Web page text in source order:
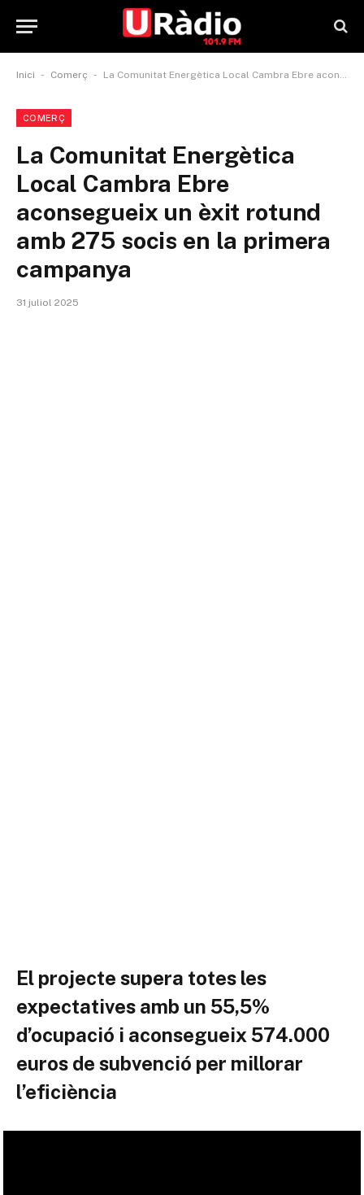
Inici - Comerç - La Comunitat Energètica Local Cambra Ebre aconsegueix un èxit rotund amb 275 socis en la primera campanya
COMERÇ
La Comunitat Energètica
Local Cambra Ebre
aconsegueix un èxit rotund
amb 275 socis en la primera
campanya
31 juliol 2025
El projecte supera totes les
expectatives amb un 55,5%
d’ocupació i aconsegueix 574.000
euros de subvenció per millorar
l’eficiència